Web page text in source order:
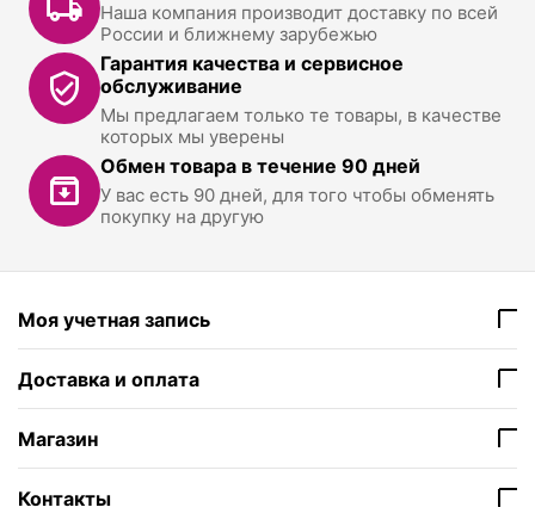
Наша компания производит доставку по всей
России и ближнему зарубежью
Гарантия качества и сервисное
обслуживание
Мы предлагаем только те товары, в качестве
которых мы уверены
Обмен товара в течение 90 дней
У вас есть 90 дней, для того чтобы обменять
покупку на другую
Моя учетная запись
Доставка и оплата
Магазин
Контакты